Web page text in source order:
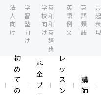
法
人
向
け
学
習
塾
向
け
学
校
向
け
英
和
和
英
辞
典
英
語
例
文
英
語
類
語
共
起
表
現
初
め
て
の
料
金
プ
レ
ッ
ス
ン
講
師